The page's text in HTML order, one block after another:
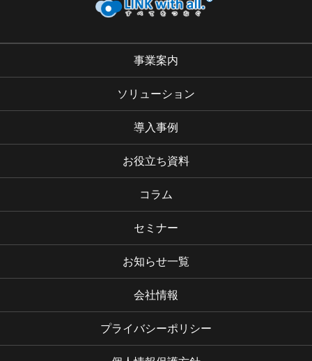
事業案内
ソリューション
導入事例
お役立ち資料
コラム
セミナー
お知らせ一覧
会社情報
プライバシーポリシー